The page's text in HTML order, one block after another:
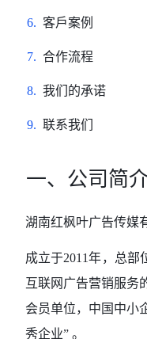
6.客戶案例
7.合作流程
8.我们的承诺
9.联系我们
一、公司简
湖南红枫叶广告传媒
成立于2011年，总部
互联网广告营销服务
会员单位， 中国中小
秀企业” 。